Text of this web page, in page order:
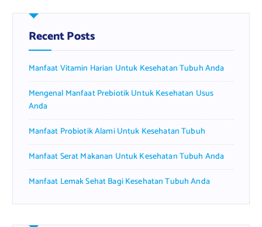
h
f
o
:
Recent Posts
Manfaat Vitamin Harian Untuk Kesehatan Tubuh Anda
Mengenal Manfaat Prebiotik Untuk Kesehatan Usus
Anda
Manfaat Probiotik Alami Untuk Kesehatan Tubuh
Manfaat Serat Makanan Untuk Kesehatan Tubuh Anda
Manfaat Lemak Sehat Bagi Kesehatan Tubuh Anda